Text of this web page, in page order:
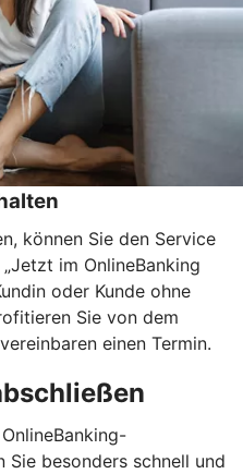
können Sie den Service
im OnlineBanking
oder Kunde ohne
Sie von dem
einen Termin.
Sie besonders schnell und